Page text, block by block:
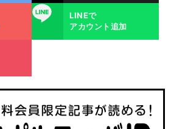
LINE
LINEで
アカウント追加